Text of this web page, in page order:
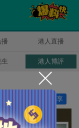
港人直播
港人博評
分享